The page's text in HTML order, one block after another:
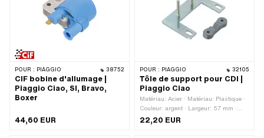
35 mm · Nombre de composants: 6
POUR : PIAGGIO 38752
CIF bobine d'allumage |
Piaggio Ciao, SI, Bravo,
Boxer
44,60 EUR
POUR : PIAGGIO 32105
Tôle de support pour CDI |
Piaggio Ciao
Matériau: Acier · Matériau: Plastique ·
Couleur: argent · Largeur: 57 mm ·
Hauteur: 33 mm · Surface: galvanisé
22,20 EUR